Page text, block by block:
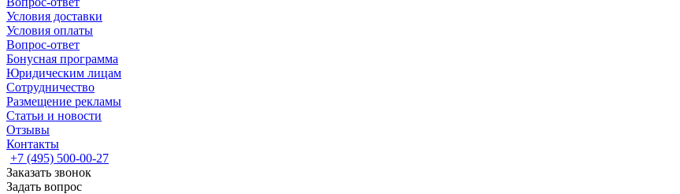
Условия доставки
Условия оплаты
Вопрос-ответ
Бонусная программа
Юридическим лицам
Сотрудничество
Размещение рекламы
Статьи и новости
Отзывы
Контакты
+7 (495) 500-00-27
Заказать звонок
Задать вопрос